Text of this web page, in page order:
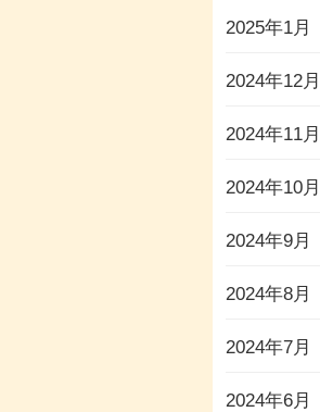
2025年1月
2024年12月
2024年11月
2024年10月
2024年9月
2024年8月
2024年7月
2024年6月